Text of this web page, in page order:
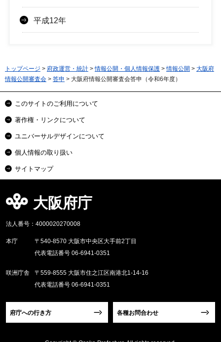
平成12年
トップページ > 府政運営・統計 >情報公開・個人情報保護 >情報公開 > 大阪府
情報公開審査会 > 答申 > 大阪府情報公開審査会答申（令和6年度）
このサイトのご利用について
著作権・リンクについて
ユニバーサルデザインについて
個人情報の取り扱い
サイトマップ
大阪府庁
法人番号：4000020270008
本庁
〒540-8570 大阪市中央区大手前2丁目
代表電話番号 06-6941-0351
咲洲庁舎
〒559-8555 大阪市住之江区南港北1-14-16
代表電話番号 06-6941-0351
府庁への行き方 各種お問合わせ